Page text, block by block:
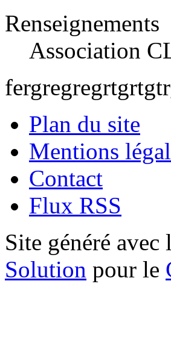
Renseignements
Association
Plan du site
Mentions
Contact
Flux RSS
Site généré
Solution pour le